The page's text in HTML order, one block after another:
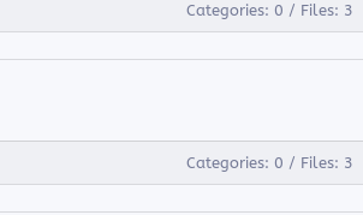
Categories: 0 / Files: 3
Categories: 0 / Files: 3